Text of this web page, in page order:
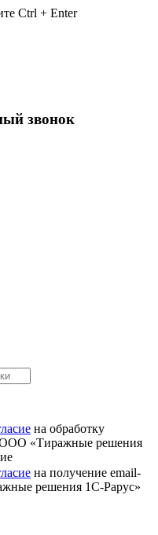
Ctrl + Enter
звонок
на обработку
ООО «Тиражные решения
на получение email-
решения 1С-Рарус»